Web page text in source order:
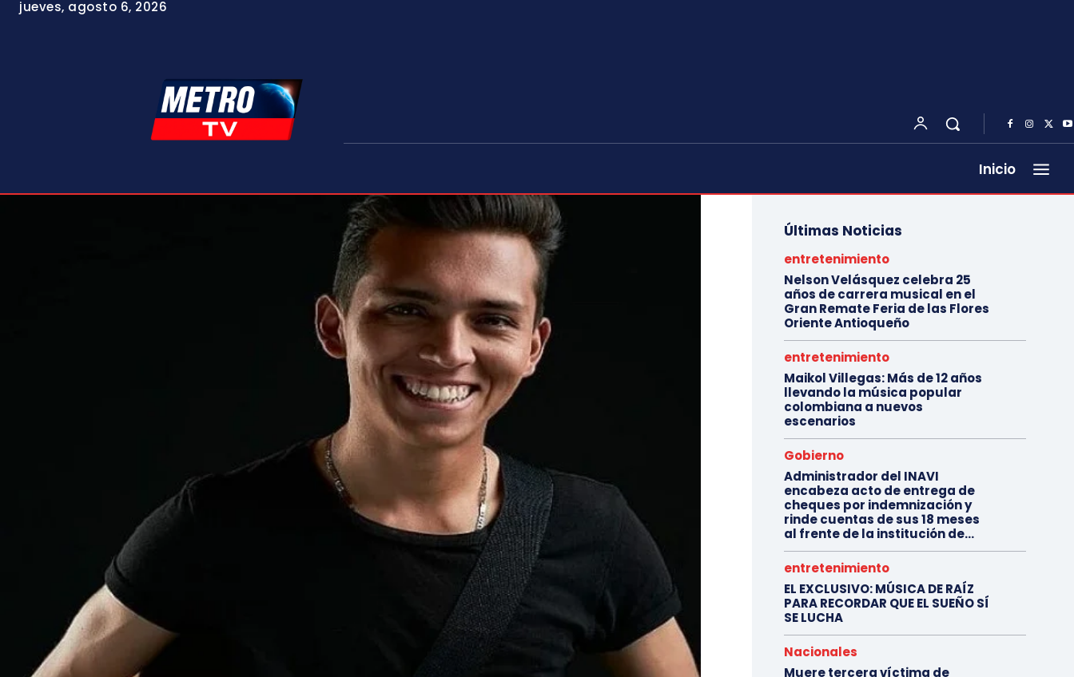
jueves, agosto 6, 2026
Inicio
Últimas Noticias
entretenimiento
Nelson Velásquez celebra 25
años de carrera musical en el
Gran Remate Feria de las Flores
Oriente Antioqueño
entretenimiento
Maikol Villegas: Más de 12 años
llevando la música popular
colombiana a nuevos
escenarios
Gobierno
Administrador del INAVI
encabeza acto de entrega de
cheques por indemnización y
rinde cuentas de sus 18 meses
al frente de la institución de...
entretenimiento
EL EXCLUSIVO: MÚSICA DE RAÍZ
PARA RECORDAR QUE EL SUEÑO SÍ
SE LUCHA
Nacionales
Muere tercera víctima de